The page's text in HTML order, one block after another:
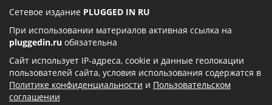
Сетевое издание PLUGGED IN RU
При использовании материалов активная ссылка на
pluggedin.ru обязательна
Сайт использует IP-адреса, cookie и данные геолокации
пользователей сайта, условия использования содержатся в
Политике конфиденциальности и Пользовательском
соглашении